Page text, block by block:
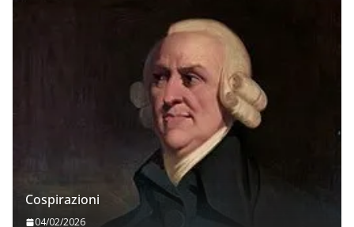
Cospirazioni
04/02/2026